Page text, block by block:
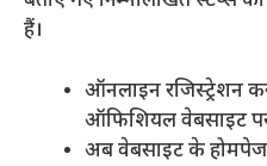
हैं।
ऑनलाइन रजिस्ट्रेशन
ऑफिशियल वेबसाइट
अब वेबसाइट के